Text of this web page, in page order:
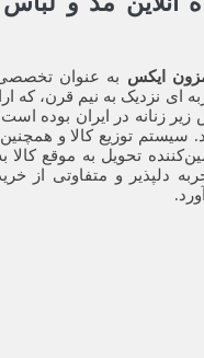
به عنوان تخصصی
نزدیک به نیم قرن، که
زنانه در ایران بوده ‌است
توزیع کالا و همچنین
تحویل به موقع کالا به
و متفاوتی از خرید